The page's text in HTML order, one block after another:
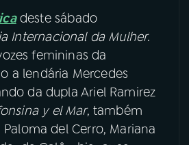
deste sábado
Internacional da Mulher.
femininas da
a lendária Mercedes
da dupla Ariel Ramirez
y el Mar, também
del Cerro, Mariana